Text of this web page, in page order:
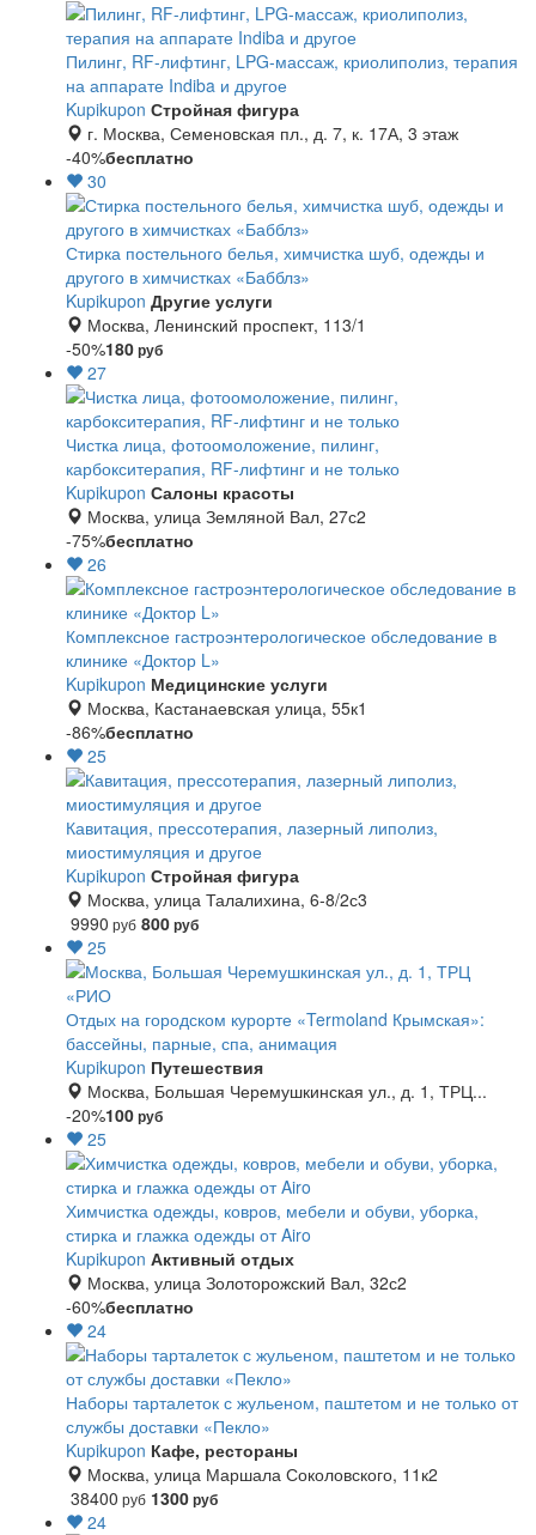
Пилинг, RF-лифтинг, LPG-массаж, криолиполиз, терапия
на аппарате Indiba и другое
Kupikupon Стройная фигура
г. Москва, Семеновская пл., д. 7, к. 17А, 3 этаж
-40%бесплатно
30
Стирка постельного белья, химчистка шуб, одежды и
другого в химчистках «Бабблз»
Kupikupon Другие услуги
Москва, Ленинский проспект, 113/1
-50%180руб
27
Чистка лица, фотоомоложение, пилинг,
карбокситерапия, RF-лифтинг и не только
Kupikupon Салоны красоты
Москва, улица Земляной Вал, 27с2
-75%бесплатно
26
Комплексное гастроэнтерологическое обследование в
клинике «Доктор L»
Kupikupon Медицинские услуги
Москва, Кастанаевская улица, 55к1
-86%бесплатно
25
Кавитация, прессотерапия, лазерный липолиз,
миостимуляция и другое
Kupikupon Стройная фигура
Москва, улица Талалихина, 6-8/2с3
9990 руб 800руб
25
Отдых на городском курорте «Termoland Крымская»:
бассейны, парные, спа, анимация
Kupikupon Путешествия
Москва, Большая Черемушкинская ул., д. 1, ТРЦ...
-20%100руб
25
Химчистка одежды, ковров, мебели и обуви, уборка,
стирка и глажка одежды от Airo
Kupikupon Активный отдых
Москва, улица Золоторожский Вал, 32с2
-60%бесплатно
24
Наборы тарталеток с жульеном, паштетом и не только от
службы доставки «Пекло»
Kupikupon Кафе, рестораны
Москва, улица Маршала Соколовского, 11к2
38400 руб 1300руб
24